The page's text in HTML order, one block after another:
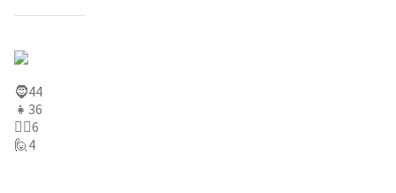
🧔44
👧36
👱‍♀️6
🙋4